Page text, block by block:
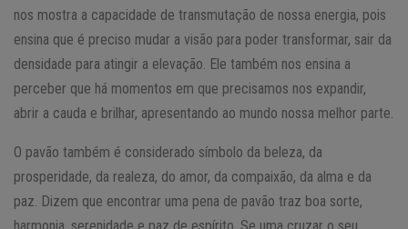
nos mostra a capacidade de transmutação de nossa energia, pois
ensina que é preciso mudar a visão para poder transformar, sair da
densidade para atingir a elevação. Ele também nos ensina a
perceber que há momentos em que precisamos nos expandir,
abrir a cauda e brilhar, apresentando ao mundo nossa melhor parte.
O pavão também é considerado símbolo da beleza, da
prosperidade, da realeza, do amor, da compaixão, da alma e da
paz. Dizem que encontrar uma pena de pavão traz boa sorte,
harmonia, serenidade e paz de espírito. Se uma cruzar o seu